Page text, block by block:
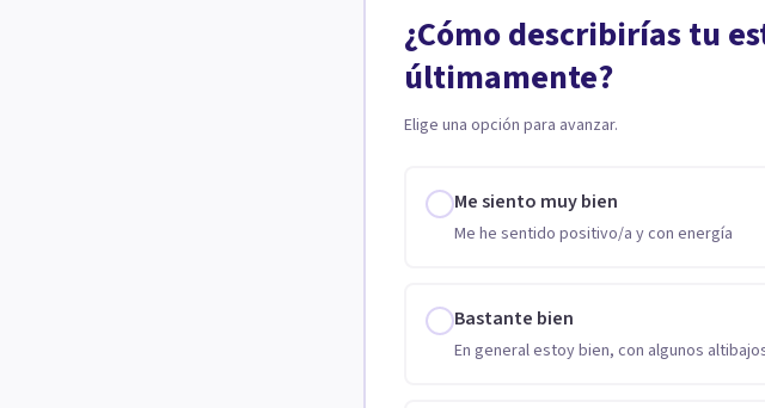
¿Cómo describirías tu
últimamente?
Elige una opción para avanzar.
Me siento muy bien
Me he sentido positivo/a y con energía
Bastante bien
En general estoy bien, con algunos